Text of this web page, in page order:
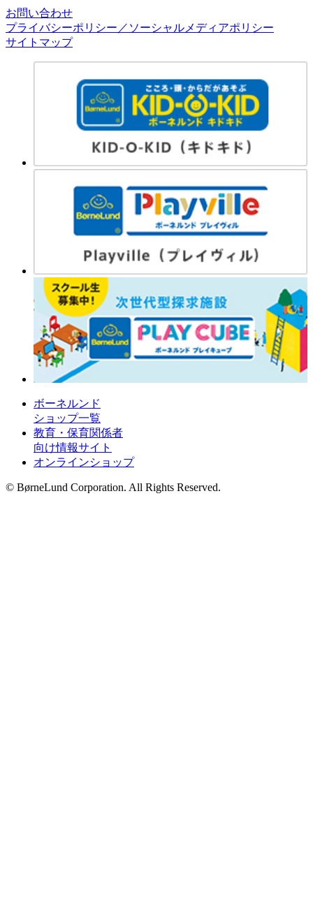
お問い合わせ
プライバシーポリシー／ソーシャルメディアポリシー
サイトマップ
ボーネルンド
ショップ一覧
教育・保育関係者
向け情報サイト
オンラインショップ
© BørneLund Corporation. All Rights Reserved.